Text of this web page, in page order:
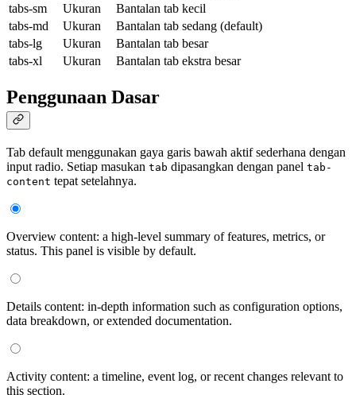
tabs-sm
Ukuran
Bantalan tab kecil
tabs-md
Ukuran
Bantalan tab sedang (default)
tabs-lg
Ukuran
Bantalan tab besar
tabs-xl
Ukuran Bantalan tab ekstra besar
Penggunaan Dasar
Tab default menggunakan gaya garis bawah aktif sederhana dengan
input radio. Setiap masukan tab dipasangkan dengan panel tab-
content tepat setelahnya.
Overview content: a high-level summary of features, metrics, or
status. This panel is visible by default.
Details content: in-depth information such as configuration options,
data breakdown, or extended documentation.
Activity content: a timeline, event log, or recent changes relevant to
this section.